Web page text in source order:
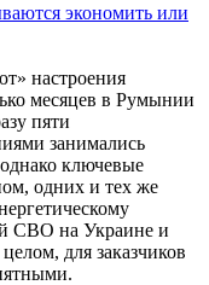
экономить или
настроения
месяцев в Румынии
пяти
занимались
ключевые
одних и тех же
СВО на Украине и
для заказчиков